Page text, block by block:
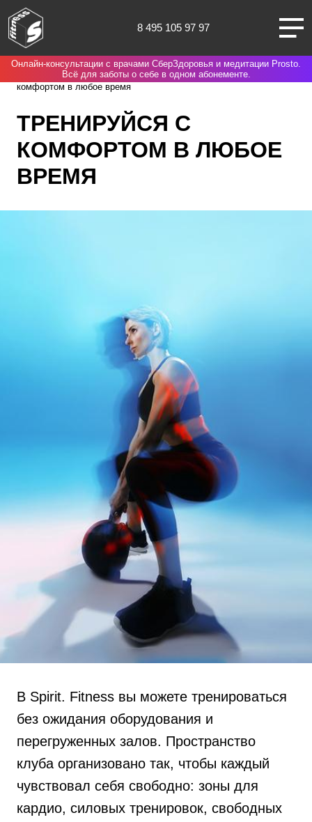
8 495 105 97 97
Москва
О НАС
Онлайн-консультации с врачами СберЗдоровья и медитации Prosto.
Всё для заботы о себе в одном абонементе.
Spirit. Fitness Нас выбирают потому что
Тренируйся с
комфортом в любое время
ТРЕНИРУЙСЯ С
КОМФОРТОМ В ЛЮБОЕ
ВРЕМЯ
В Spirit. Fitness вы можете тренироваться
без ожидания оборудования и
перегруженных залов. Пространство
клуба организовано так, чтобы каждый
чувствовал себя свободно: зоны для
кардио, силовых тренировок, свободных